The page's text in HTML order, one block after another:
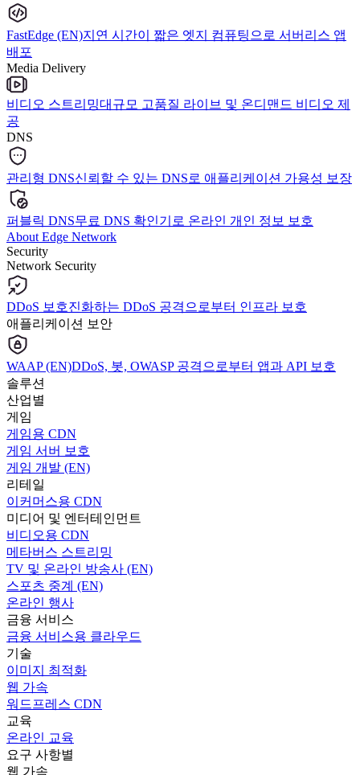
FastEdge (EN)지연 시간이 짧은 엣지 컴퓨팅으로 서버리스 앱
배포
Media Delivery
비디오 스트리밍대규모 고품질 라이브 및 온디맨드 비디오 제
공
DNS
관리형 DNS신뢰할 수 있는 DNS로 애플리케이션 가용성 보장
퍼블릭 DNS무료 DNS 확인기로 온라인 개인 정보 보호
About Edge Network
Security
Network Security
DDoS 보호진화하는 DDoS 공격으로부터 인프라 보호
애플리케이션 보안
WAAP (EN)DDoS, 봇, OWASP 공격으로부터 앱과 API 보호
솔루션
산업별
게임
게임용 CDN
게임 서버 보호
게임 개발 (EN)
리테일
이커머스용 CDN
미디어 및 엔터테인먼트
비디오용 CDN
메타버스 스트리밍
TV 및 온라인 방송사 (EN)
스포츠 중계 (EN)
온라인 행사
금융 서비스
금융 서비스용 클라우드
기술
이미지 최적화
웹 가속
워드프레스 CDN
교육
온라인 교육
요구 사항별
웹 가속